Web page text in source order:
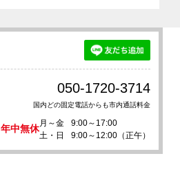
050-1720-3714
国内どの固定電話からも市内通話料金
年中無休
月～金
9:00～17:00
土・日
9:00～12:00（正午）